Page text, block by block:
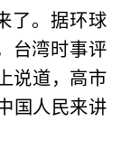
了。据环球
台湾时事评
说道，高市
国人民来讲